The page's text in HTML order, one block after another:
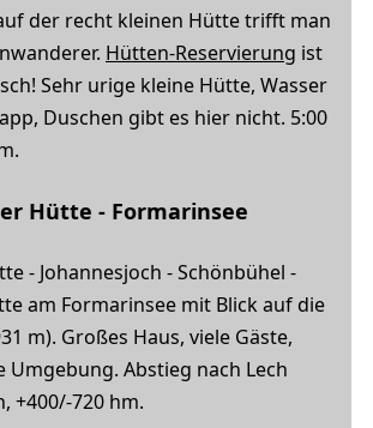
der recht kleinen Hütte trifft man
Hütten-Reservierung ist
Sehr urige kleine Hütte, Wasser
Duschen gibt es hier nicht. 5:00
Hütte - Formarinsee
- Johannesjoch - Schönbühel -
am Formarinsee mit Blick auf die
m). Großes Haus, viele Gäste,
Umgebung. Abstieg nach Lech
+400/-720 hm.